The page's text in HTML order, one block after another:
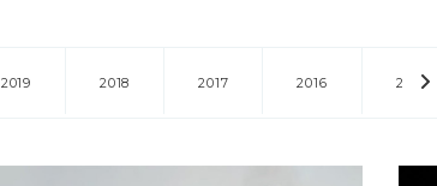
2019 2018 2017 2016 2014